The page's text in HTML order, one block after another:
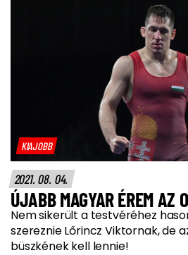
KIAJOBB
2021. 08. 04.
ÚJABB MAGYAR ÉREM AZ
Nem sikerült a testvéréhez
szereznie Lőrincz Viktornak, de
büszkének kell lennie!